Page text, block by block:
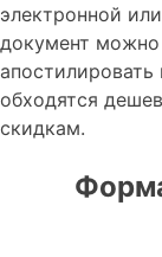
электронной
документ можно
апостилировать
обходятся
скидкам.